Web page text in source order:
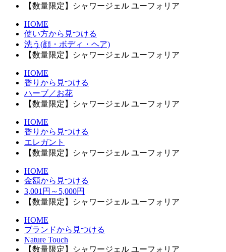
【数量限定】シャワージェル ユーフォリア
HOME
使い方から見つける
洗う(顔・ボディ・ヘア)
【数量限定】シャワージェル ユーフォリア
HOME
香りから見つける
ハーブ／お花
【数量限定】シャワージェル ユーフォリア
HOME
香りから見つける
エレガント
【数量限定】シャワージェル ユーフォリア
HOME
金額から見つける
3,001円～5,000円
【数量限定】シャワージェル ユーフォリア
HOME
ブランドから見つける
Nature Touch
【数量限定】シャワージェル ユーフォリア